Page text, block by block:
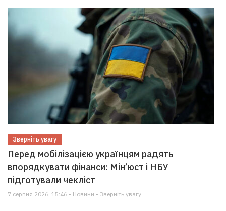
Зверніть увагу
Перед мобілізацією українцям радять
впорядкувати фінанси: Мін’юст і НБУ
підготували чекліст
7 серпня 2026, 15:46 • Новини • Зверніть увагу